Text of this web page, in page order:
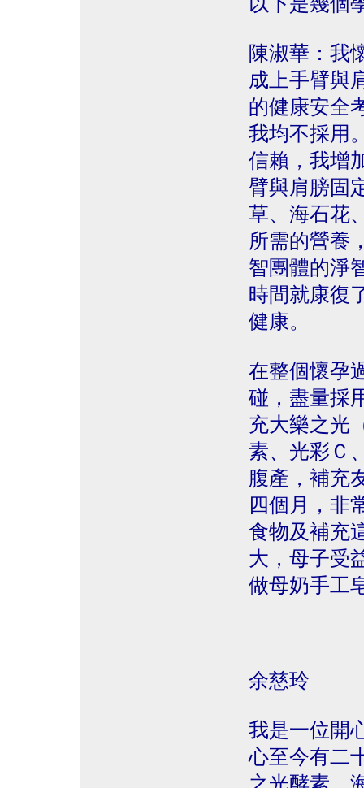
陳淑華：我
成上手臂與
的健康安全
我均不採用
信賴，我增
臂與肩膀固
草、海石花
所需的營養
智團體的淨
時間就康復
健康。
在整個懷孕
碰，盡量採
充大樂之光
素、光彩Ｃ
腹產，補充
四個月，非
食物及補充
大，母子受
做母奶手工
余慈玲
我是一位開
心至今有二
之光酵素、